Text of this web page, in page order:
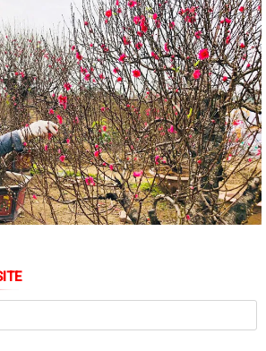
tăng cường tuyên truyền, vận động nhân
dự án
khai tặng quà, chúc thọ theo Nghị quyết của
liệt cải thiện môi trường đầu tư kinh doanh
trên Biển Đông, Bắc Bộ mưa lớn diện rộng
khối lớn do nguy cơ mất an toàn khi vận hành
trật tự tại cơ sở trên địa bàn phường
chuyển mục đích sử dụng đất hộ gia đình